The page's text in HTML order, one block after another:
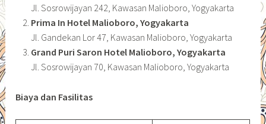
Jl. Sosrowijayan 242, Kawasan Malioboro, Yogyakarta
Prima In Hotel Malioboro, Yogyakarta
Jl. Gandekan Lor 47, Kawasan Malioboro, Yogyakarta
Grand Puri Saron Hotel Malioboro, Yogyakarta
Jl. Sosrowijayan 70, Kawasan Malioboro, Yogyakarta
Biaya dan Fasilitas